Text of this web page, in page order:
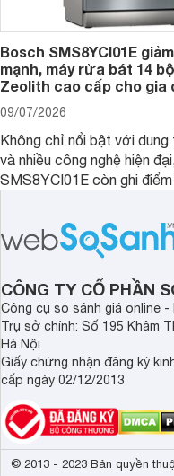
Bosch SMS8YCI01E
mạnh, máy rửa bát 14
Zeolith cao cấp cho gia
09/07/2026
Không chỉ nổi bật với dung
và nhiều công nghệ hiện
SMS8YCI01E còn ghi
thời điểm mới mở bán,
giá trị/chi phí hấp dẫn hơn
dùng đang tìm kiếm một
bát cao cấp.
CÔNG TY CỔ PHẦN
Công cụ so sánh giá online -
Trụ sở chính: Số 195 Khâm
Hà Nội
Giấy chứng nhận đăng ký
cấp ngày 02/12/2013
© 2013 - 2023 Bản quyền